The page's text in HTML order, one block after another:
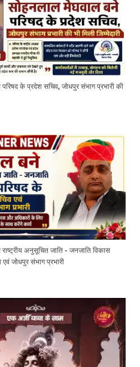
के प्रदेश सचिव, जोधपुर संभाग प्रभारी की
अनुसूचित जाति - जनजाति विकास
जोधपुर संभाग प्रभारी